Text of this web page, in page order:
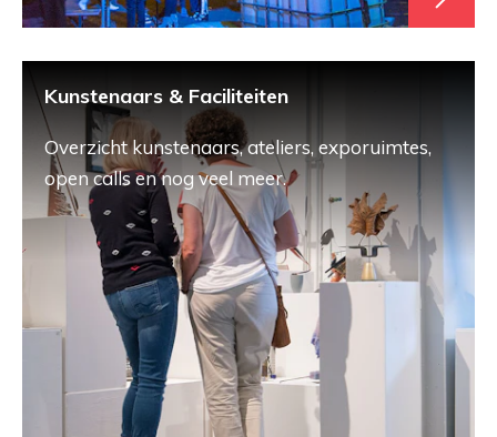
Kunstenaars & Faciliteiten
Overzicht kunstenaars, ateliers, exporuimtes,
open calls en nog veel meer.